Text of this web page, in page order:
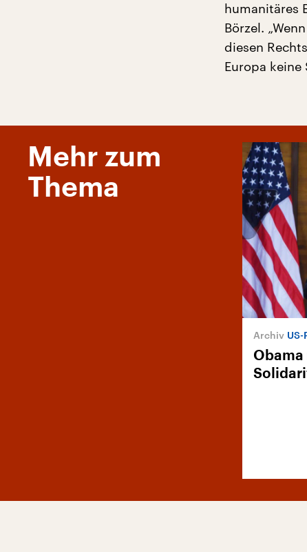
humanitäres
Börzel.
diesen
Europa keine
Mehr zum
Thema
Obama